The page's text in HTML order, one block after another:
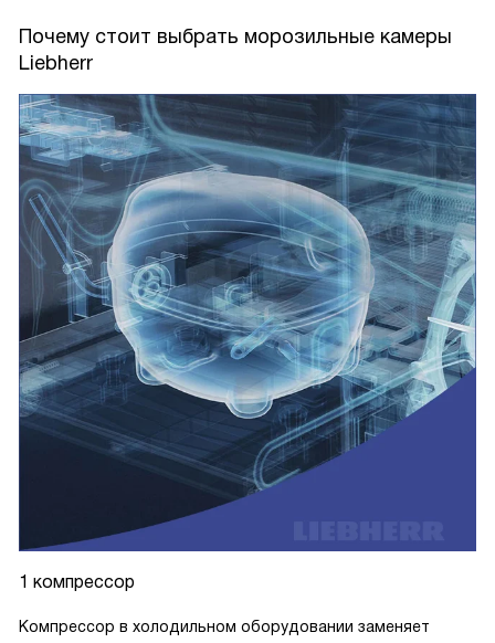
Почему стоит выбрать морозильные камеры
Liebherr
1 компрессор
Компрессор в холодильном оборудовании заменяет